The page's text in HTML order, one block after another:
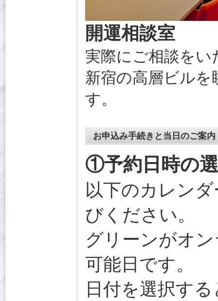
開運相談室
実際にご相談を
新宿の高層ビル
す。
お申込み手続きと当日のご案
①予約日時の
以下のカレン
びください。
グリーンがオ
可能日です。
日付を選択す